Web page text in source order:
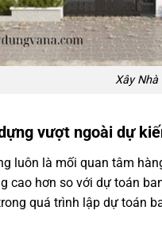
Xây Nhà
vượt ngoài dự
luôn là mối quan tâm
cao hơn so với dự toán
quá trình lập dự toán